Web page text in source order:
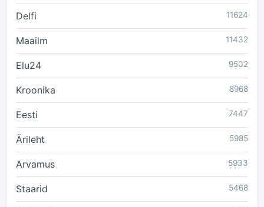
Delfi 11624
Maailm 11432
Elu24 9502
Kroonika 8968
Eesti 7447
Ärileht 5985
Arvamus 5933
Staarid 5468